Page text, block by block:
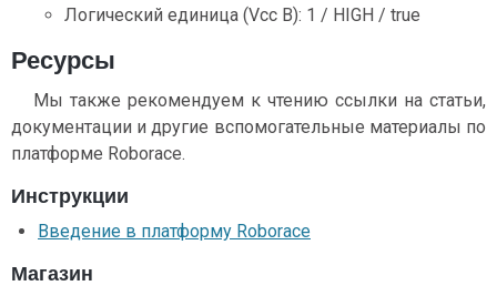
Логический единица (Vcc В): 1 / HIGH / true
Ресурсы
Мы также рекомендуем к чтению ссылки на статьи,
документации и другие вспомогательные материалы по
платформе Roborace.
Инструкции
Введение в платформу Roborace
Магазин